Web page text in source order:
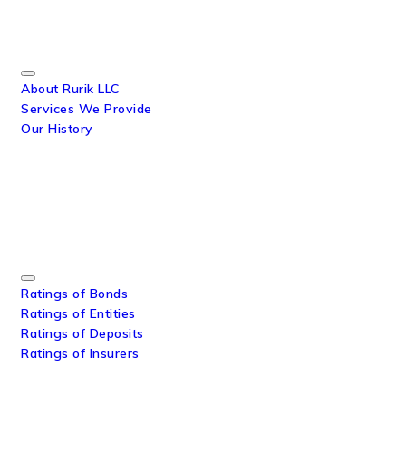
About Rurik LLC
Services We Provide
Our History
Ratings of Bonds
Ratings of Entities
Ratings of Deposits
Ratings of Insurers